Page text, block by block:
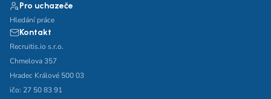
Pro uchazeče
Hledání práce
Kontakt
Recruitis.io s.r.o.
Chmelova 357
Hradec Králové 500 03
ičo: 27 50 83 91